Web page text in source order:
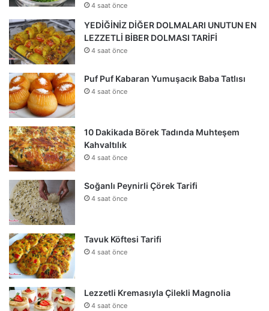
4 saat önce
YEDİĞİNİZ DİĞER DOLMALARI UNUTUN EN
LEZZETLİ BİBER DOLMASI TARİFİ
4 saat önce
Puf Puf Kabaran Yumuşacık Baba Tatlısı
4 saat önce
10 Dakikada Börek Tadında Muhteşem
Kahvaltılık
4 saat önce
Soğanlı Peynirli Çörek Tarifi
4 saat önce
Tavuk Köftesi Tarifi
4 saat önce
Lezzetli Kremasıyla Çilekli Magnolia
4 saat önce